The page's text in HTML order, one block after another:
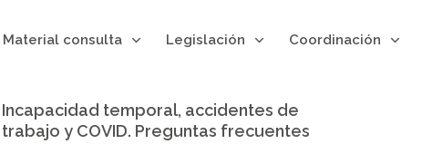
Material consulta Legislación Coordinación
Incapacidad temporal, accidentes de
trabajo y COVID. Preguntas frecuentes